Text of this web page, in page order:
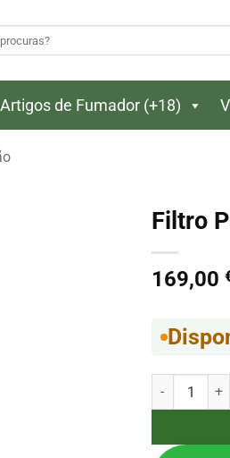
Artigos de Fumador (+18)
Filtro
169,00
Quantidade